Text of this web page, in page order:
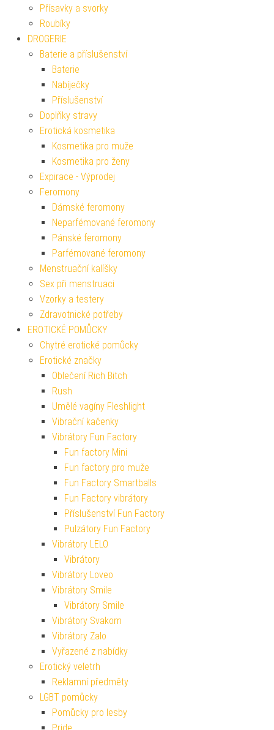
Přísavky a svorky
Roubíky
DROGERIE
Baterie a příslušenství
Baterie
Nabíječky
Příslušenství
Doplňky stravy
Erotická kosmetika
Kosmetika pro muže
Kosmetika pro ženy
Expirace - Výprodej
Feromony
Dámské feromony
Neparfémované feromony
Pánské feromony
Parfémované feromony
Menstruační kalíšky
Sex při menstruaci
Vzorky a testery
Zdravotnické potřeby
EROTICKÉ POMŮCKY
Chytré erotické pomůcky
Erotické značky
Oblečení Rich Bitch
Rush
Umělé vagíny Fleshlight
Vibrační kačenky
Vibrátory Fun Factory
Fun factory Mini
Fun factory pro muže
Fun Factory Smartballs
Fun Factory vibrátory
Příslušenství Fun Factory
Pulzátory Fun Factory
Vibrátory LELO
Vibrátory
Vibrátory Loveo
Vibrátory Smile
Vibrátory Smile
Vibrátory Svakom
Vibrátory Zalo
Vyřazené z nabídky
Erotický veletrh
Reklamní předměty
LGBT pomůcky
Pomůcky pro lesby